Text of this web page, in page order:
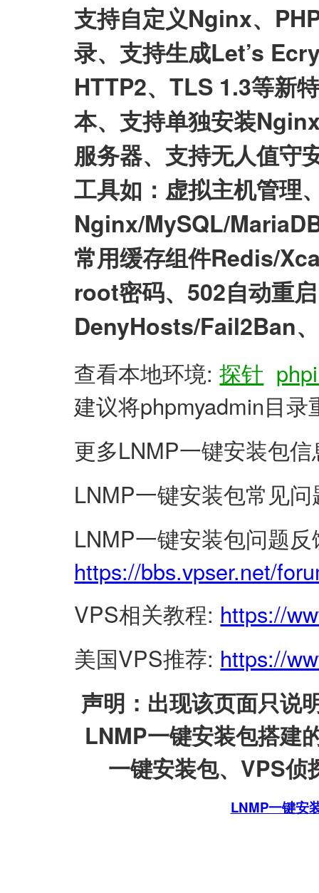
支持自定义Nginx、
录、支持生成Let’s
HTTP2、TLS 1.3等新
本、支持单独安装
服务器、支持无人值守
工具如：虚拟主机管理
Nginx/MySQL/
常用缓存组件Redis/
root密码、502自动重
DenyHosts/Fail2Ban
查看本地环境:探针
建议将phpmyadmin目
更多LNMP一键安装包
LNMP一键安装包常见
LNMP一键安装包问题
https://bbs.vpser.net/
VPS相关教程: https://
美国VPS推荐: https://
声明：出现该页面只说
LNMP一键安装包搭建
一键安装包、VPS
LNMP一键安